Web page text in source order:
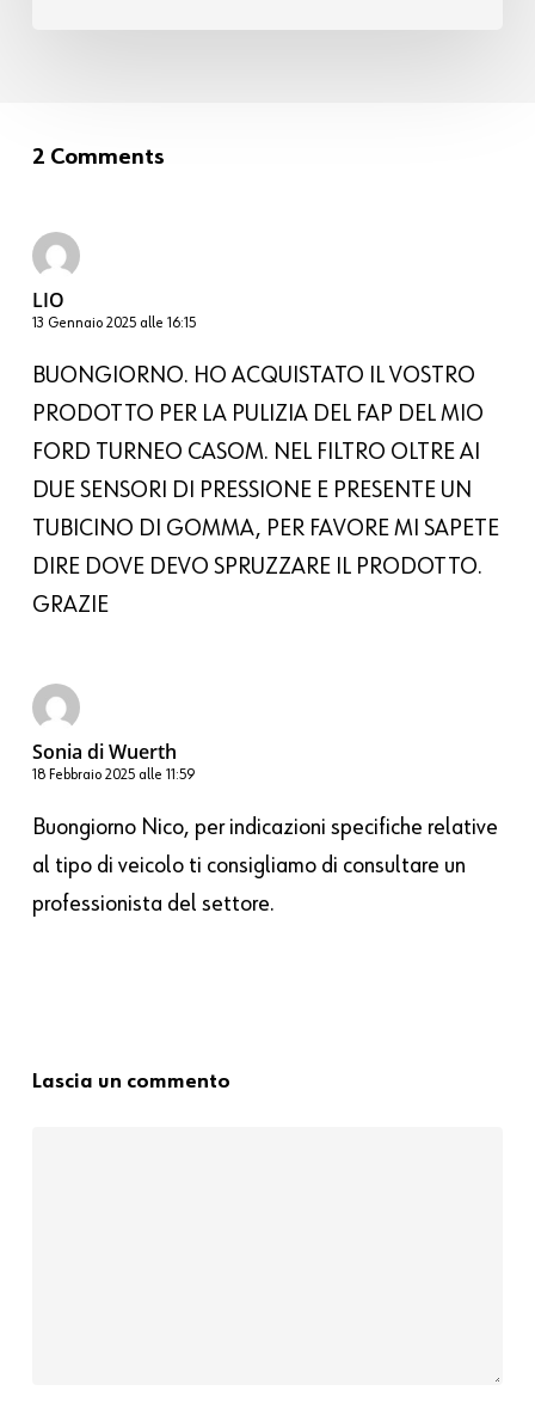
2 Comments
LIO
13 Gennaio 2025 alle 16:15
BUONGIORNO. HO ACQUISTATO IL VOSTRO
PRODOTTO PER LA PULIZIA DEL FAP DEL MIO
FORD TURNEO CASOM. NEL FILTRO OLTRE AI
DUE SENSORI DI PRESSIONE E PRESENTE UN
TUBICINO DI GOMMA, PER FAVORE MI SAPETE
DIRE DOVE DEVO SPRUZZARE IL PRODOTTO.
GRAZIE
Sonia di Wuerth
18 Febbraio 2025 alle 11:59
Buongiorno Nico, per indicazioni specifiche relative
al tipo di veicolo ti consigliamo di consultare un
professionista del settore.
Lascia un commento